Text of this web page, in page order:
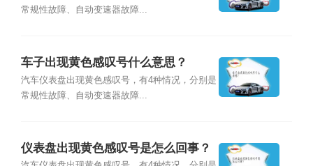
常规性故障、自动变速器故障...
车子出现黄色感叹号什么意思？
汽车仪表盘出现黄色感叹号，有4种情况，分别是
常规性故障、自动变速器故障...
仪表盘出现黄色感叹号是怎么回事？